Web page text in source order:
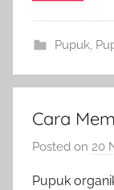
Pupuk,
Cara
Posted on 20
Pupuk